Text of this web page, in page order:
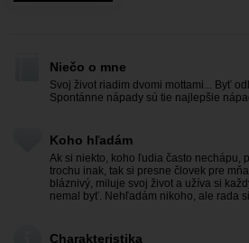
Niečo o mne
Svoj život riadim dvomi mottami... Byť
Spontánne nápady sú tie najlepšie
Koho hľadám
Ak si niekto, koho ľudia často nechápu,
trochu inak, tak si presne človek pre
bláznivý, miluje svoj život a užíva si
nemal byť. Nehľadám nikoho, ale rada
Charakteristika